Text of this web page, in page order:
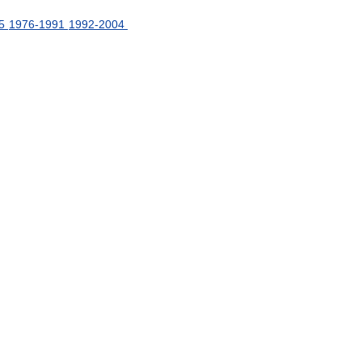
1976-1991 1992-2004